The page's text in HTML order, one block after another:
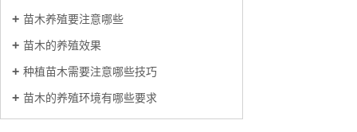
苗木养殖要注意哪些
苗木的养殖效果
种植苗木需要注意哪些技巧
苗木的养殖环境有哪些要求